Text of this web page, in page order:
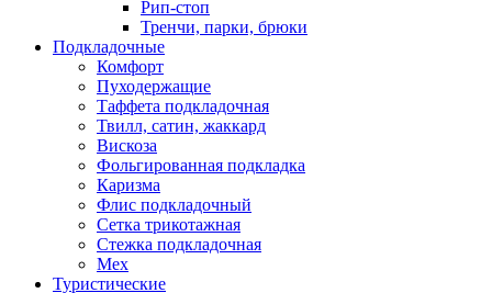
Рип-стоп
Тренчи, парки, брюки
Подкладочные
Комфорт
Пуходержащие
Таффета подкладочная
Твилл, сатин, жаккард
Вискоза
Фольгированная подкладка
Каризма
Флис подкладочный
Сетка трикотажная
Стежка подкладочная
Мех
Туристические